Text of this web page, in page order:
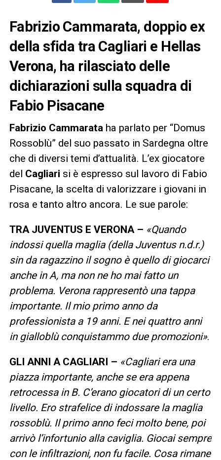
Fabrizio Cammarata, doppio ex
della sfida tra Cagliari e Hellas
Verona, ha rilasciato delle
dichiarazioni sulla squadra di
Fabio Pisacane
Fabrizio Cammarata ha parlato per “Domus
Rossoblù” del suo passato in Sardegna oltre
che di diversi temi d’attualità. L’ex giocatore
del Cagliari si è espresso sul lavoro di Fabio
Pisacane, la scelta di valorizzare i giovani in
rosa e tanto altro ancora. Le sue parole:
TRA JUVENTUS E VERONA – «Quando
indossi quella maglia (della Juventus n.d.r.)
sin da ragazzino il sogno è quello di giocarci
anche in A, ma non ne ho mai fatto un
problema. Verona rappresentò una tappa
importante. Il mio primo anno da
professionista a 19 anni. E nei quattro anni
in gialloblù conquistammo due promozioni».
GLI ANNI A CAGLIARI – «Cagliari era una
piazza importante, anche se era appena
retrocessa in B. C’erano giocatori di un certo
livello. Ero strafelice di indossare la maglia
rossoblù. Il primo anno feci molto bene, poi
arrivò l’infortunio alla caviglia. Giocai sempre
con le infiltrazioni, non fu facile. Cosa rimane